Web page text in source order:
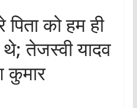
पिता को हम ही
तेजस्वी यादव
कुमार